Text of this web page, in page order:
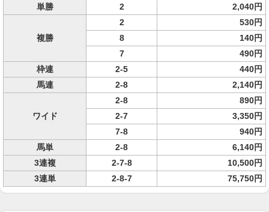
単勝 2 2,040円
複勝
2
530円
8
140円
7
490円
枠連
2-5
440円
馬連
2-8 2,140円
ワイド
2-8
890円
2-7
3,350円
7-8
940円
馬単
2-8
6,140円
3連複
2-7-8
10,500円
3連単
2-8-7 75,750円